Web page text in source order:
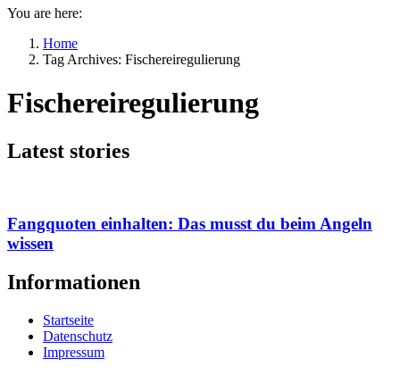
You are here:
Home
Tag Archives: Fischereiregulierung
Fischereiregulierung
Latest stories
Fangquoten einhalten: Das musst du beim Angeln
wissen
Informationen
Startseite
Datenschutz
Impressum